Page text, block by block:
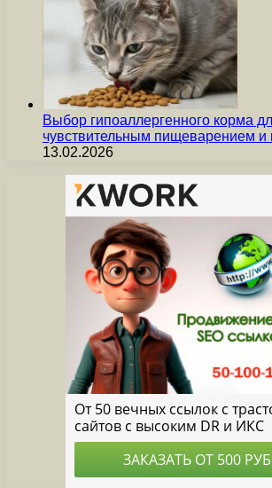
Выбор гипоаллергенного корма
чувствительным пищеварением
13.02.2026